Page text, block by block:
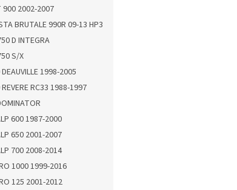
900 2002-2007
BRUTALE 990R 09-13 HP3
D INTEGRA
S/X
1998-2005
RC33 1988-1997
600 1987-2000
650 2001-2007
700 2008-2014
1000 1999-2016
125 2001-2012